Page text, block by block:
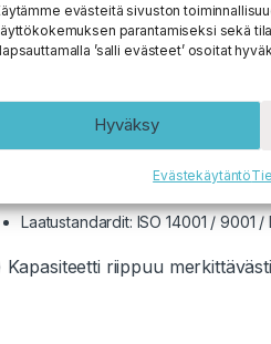
evästeitä sivuston
parantamiseksi sekä
’salli evästeet’ osoitat
Hyväksy
Evästekäytäntö
Käyttöjännitealue 1,6 – 0,75 V
Massa 24 g / paristo
Käyttölämpötila -20°C– +54°
IEC-tyyppinumero LR6
Laatustandardit: ISO 14001 / 9001
Kapasiteetti riippuu